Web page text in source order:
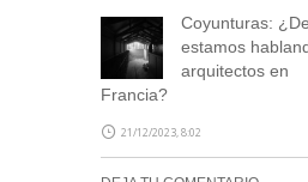
Coyunturas:
estamos
arquitectos en
Francia?
21/12/2023, 8:02